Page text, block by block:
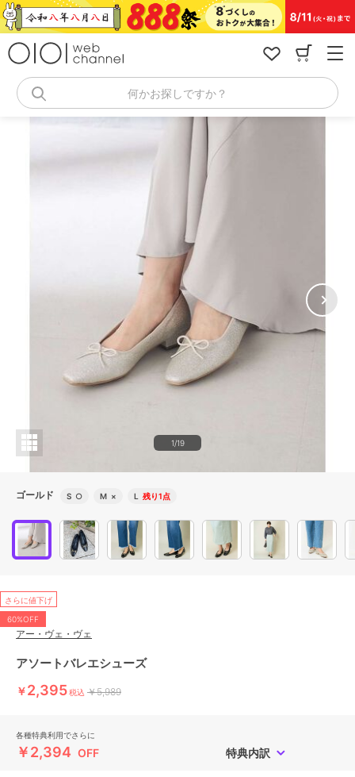
コ
ン
何かお探しですか？
1/19
ゴールド S ○ M × L 残り1点
さらに値下げ
60%OFF
アー・ヴェ・ヴェ
アソートバレエシューズ
￥2,395税込 ￥5,989
各種特典利用でさらに
￥2,394 OFF 特典内訳